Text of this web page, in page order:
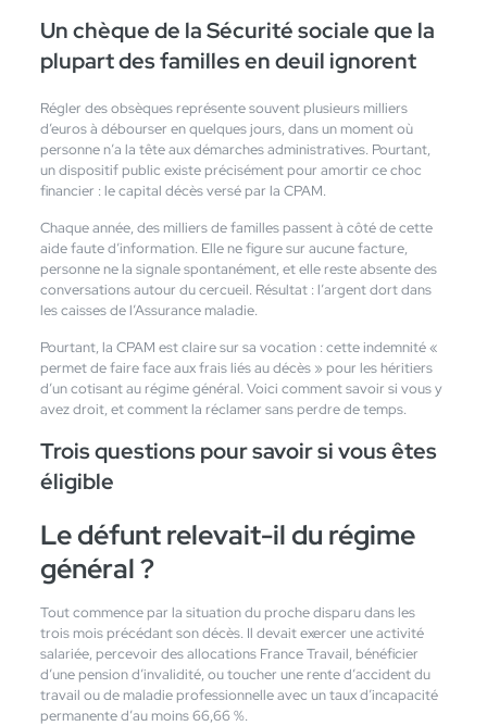
Un chèque de la Sécurité sociale que la
plupart des familles en deuil ignorent
Régler des obsèques représente souvent plusieurs milliers
d’euros à débourser en quelques jours, dans un moment où
personne n’a la tête aux démarches administratives. Pourtant,
un dispositif public existe précisément pour amortir ce choc
financier : le capital décès versé par la CPAM.
Chaque année, des milliers de familles passent à côté de cette
aide faute d’information. Elle ne figure sur aucune facture,
personne ne la signale spontanément, et elle reste absente des
conversations autour du cercueil. Résultat : l’argent dort dans
les caisses de l’Assurance maladie.
Pourtant, la CPAM est claire sur sa vocation : cette indemnité «
permet de faire face aux frais liés au décès » pour les héritiers
d’un cotisant au régime général. Voici comment savoir si vous y
avez droit, et comment la réclamer sans perdre de temps.
Trois questions pour savoir si vous êtes
éligible
Le défunt relevait-il du régime
général ?
Tout commence par la situation du proche disparu dans les
trois mois précédant son décès. Il devait exercer une activité
salariée, percevoir des allocations France Travail, bénéficier
d’une pension d’invalidité, ou toucher une rente d’accident du
travail ou de maladie professionnelle avec un taux d’incapacité
permanente d’au moins 66,66 %.